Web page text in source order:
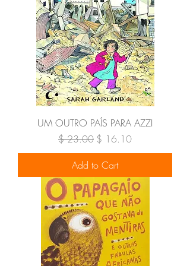
UM OUTRO PAÍS PARA AZZI
Regular Price
$ 23.00 Sale Price
$ 16.10
Add to Cart